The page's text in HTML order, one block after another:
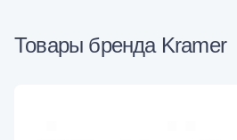
Товары бренда Kramer